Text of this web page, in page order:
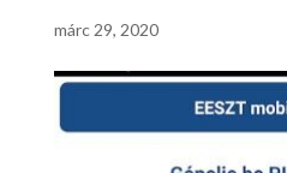
márc 29, 2020